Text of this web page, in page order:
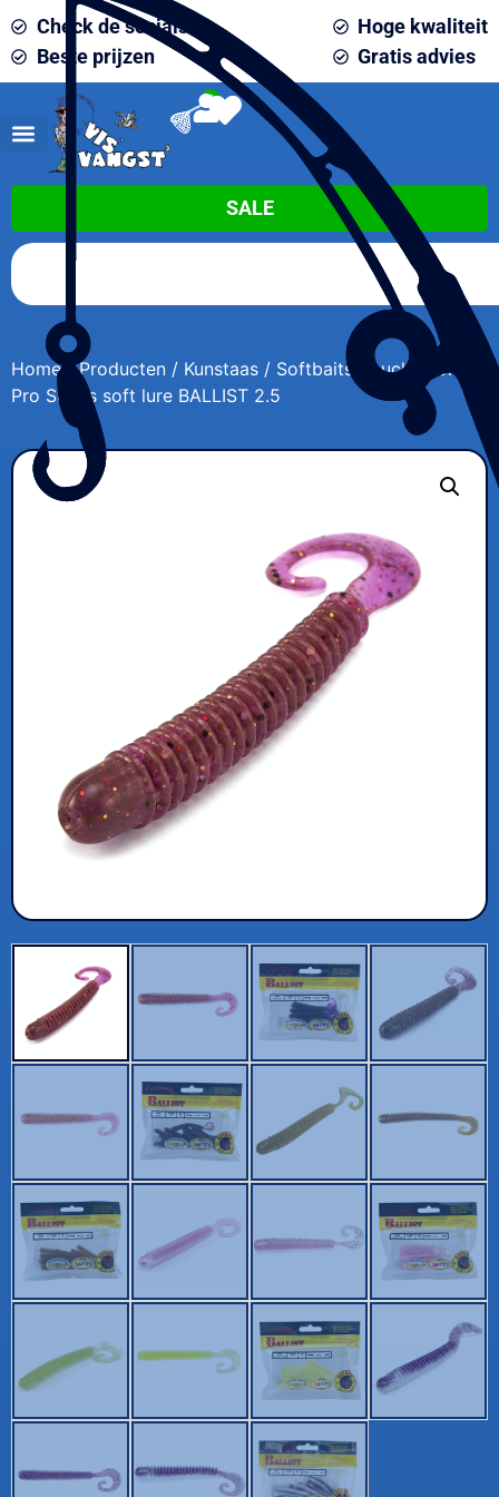
Check de socials
Beste prijzen
Hoge kwaliteit
Gratis advies
0
SALE
Home/Producten / Kunstaas / Softbaits
/ Lucky John
Pro Series soft lure BALLIST 2.5